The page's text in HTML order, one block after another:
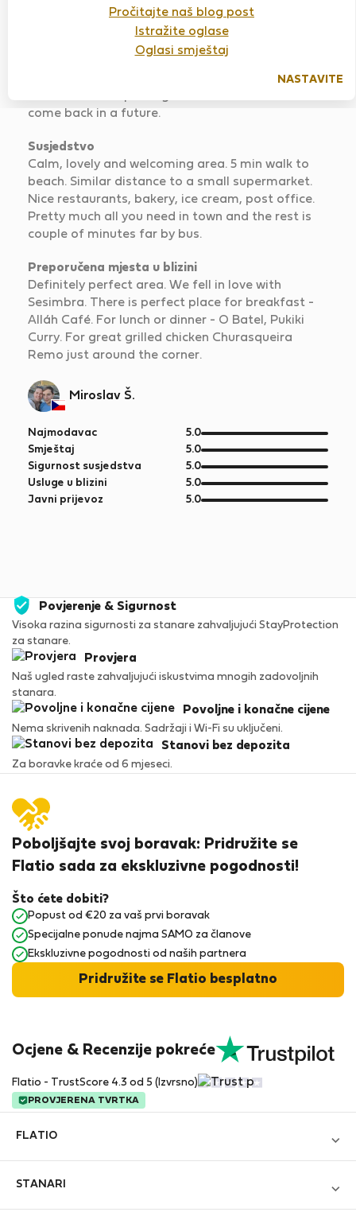
Pročitajte naš blog post
Istražite oglase
Oglasi smještaj
NASTAVITE
The stay was very pleasant. Luis with family are
very friendly and welcoming. We felt like at home.
The town is very lovely, the stay is close to the
come back in a future.
Susjedstvo
Calm, lovely and welcoming area. 5 min walk to
beach. Similar distance to a small supermarket.
Nice restaurants, bakery, ice cream, post office.
Pretty much all you need in town and the rest is
couple of minutes far by bus.
Preporučena mjesta u blizini
Definitely perfect area. We fell in love with
Sesimbra. There is perfect place for breakfast -
Alláh Café. For lunch or dinner - O Batel, Pukiki
Curry. For great grilled chicken Churasqueira
Remo just around the corner.
Miroslav Š.
Najmodavac 5.0od
5
Smještaj 5.0od
5
Sigurnost susjedstva 5.0od
5
Usluge u blizini 5.0od
5
Javni prijevoz 5.0od
Povjerenje & Sigurnost
Visoka razina sigurnosti za stanare zahvaljujući StayProtection
za stanare.
Provjera
Naš ugled raste zahvaljujući iskustvima mnogih zadovoljnih
stanara.
Povoljne i konačne cijene
Nema skrivenih naknada. Sadržaji i Wi-Fi su uključeni.
Stanovi bez depozita
Za boravke kraće od 6 mjeseci.
Ocjene & Recenzije pokreće
Flatio - TrustScore 4.3 od 5 (Izvrsno)
PROVJERENA TVRTKA
Poboljšajte svoj boravak: Pridružite se
Flatio sada za ekskluzivne pogodnosti!
Što ćete dobiti?
Popust od €20 za vaš prvi boravak
Specijalne ponude najma SAMO za članove
Ekskluzivne pogodnosti od naših partnera
Pridružite se Flatio besplatno
FLATIO
STANARI